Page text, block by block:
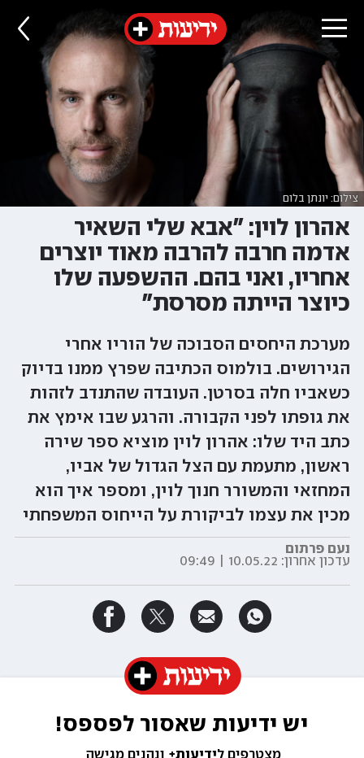
צילום: יונתן בלום
אהרון לוין: "אבא שלי השאיר
אדמה חרבה להרבה מאוד יוצרים
אחריו, ואני בהם. ההשפעה שלו
כיוצר הייתה מסרסת"
מערכת היחסים הסבוכה של הוריו אחרי
הגירושים. בולמוס הכתיבה שפרץ ממנו בדיוק
כשאביו חלה בסרטן. העובדה שהתנדב לזהות
את גופתו לפני הקבורה. והרגע שבו אימץ את
כתב היד שלו: אהרון לוין מוציא ספר שירה
ראשון, מתעמת עם הצל הגדול של אביו,
המחזאי והמשורר חנוך לוין, ומספר איך הוא
מכין את עצמו לביקורת על הייחוס המשפחתי
נעם פרתום
עדכון אחרון: 10.05.22 | 09:49
יש ידיעות שאסור לפספס!
מצטרפים לידיעות+ ונהנים מגישה